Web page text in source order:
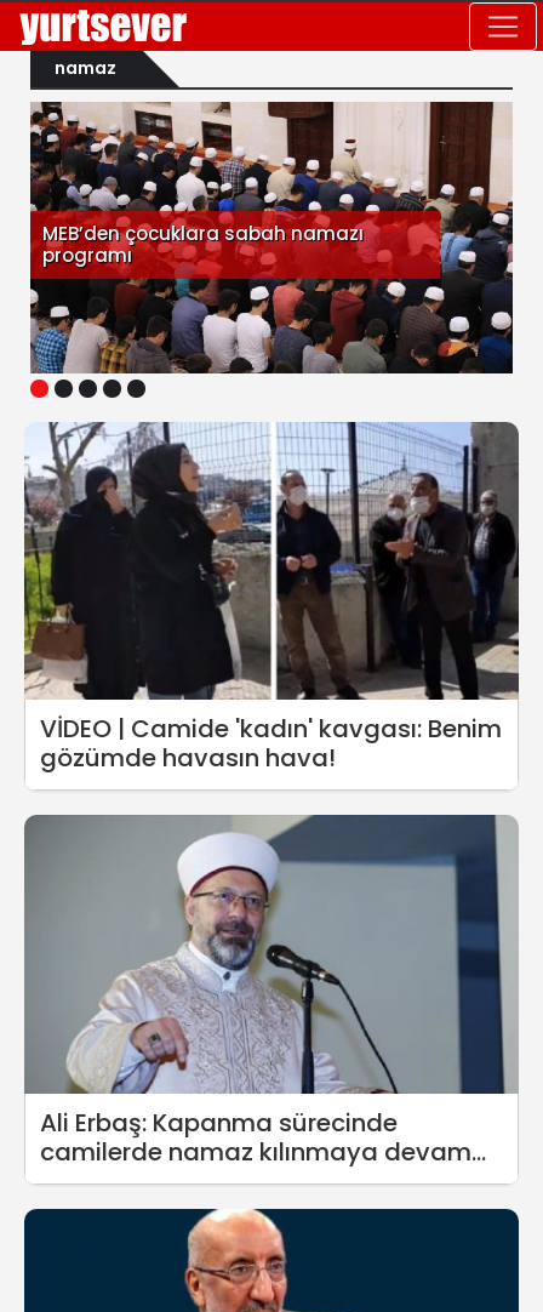
namaz
1 2 3 4 5
MEB’den çocuklara sabah namazı
programı
VİDEO | Camide 'kadın' kavgası: Benim
gözümde havasın hava!
Ali Erbaş: Kapanma sürecinde
camilerde namaz kılınmaya devam
edilecek